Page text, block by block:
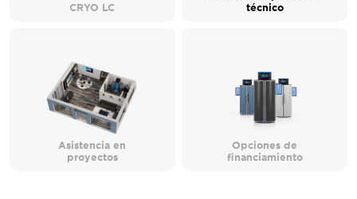
CRYO LC
técnico
Asistencia en
proyectos
Opciones de
financiamiento